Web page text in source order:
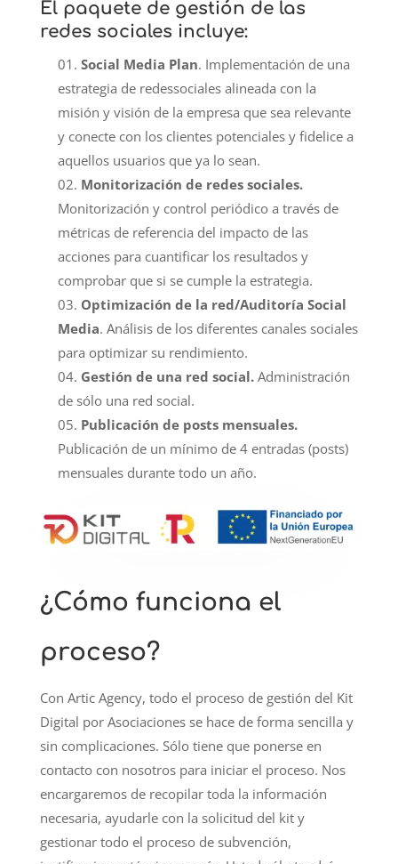
El paquete de gestión de las
redes sociales incluye:
Social Media Plan. Implementación de una
estrategia de redessociales alineada con la
misión y visión de la empresa que sea relevante
y conecte con los clientes potenciales y fidelice a
aquellos usuarios que ya lo sean.
Monitorización de redes sociales.
Monitorización y control periódico a través de
métricas de referencia del impacto de las
acciones para cuantificar los resultados y
comprobar que si se cumple la estrategia.
Optimización de la red/Auditoría Social
Media. Análisis de los diferentes canales sociales
para optimizar su rendimiento.
Gestión de una red social.Administración
de sólo una red social.
Publicación de posts mensuales.
Publicación de un mínimo de 4 entradas (posts)
mensuales durante todo un año.
¿Cómo funciona el
proceso?
Con Artic Agency, todo el proceso de gestión del Kit
Digital por Asociaciones se hace de forma sencilla y
sin complicaciones. Sólo tiene que ponerse en
contacto con nosotros para iniciar el proceso. Nos
encargaremos de recopilar toda la información
necesaria, ayudarle con la solicitud del kit y
gestionar todo el proceso de subvención,